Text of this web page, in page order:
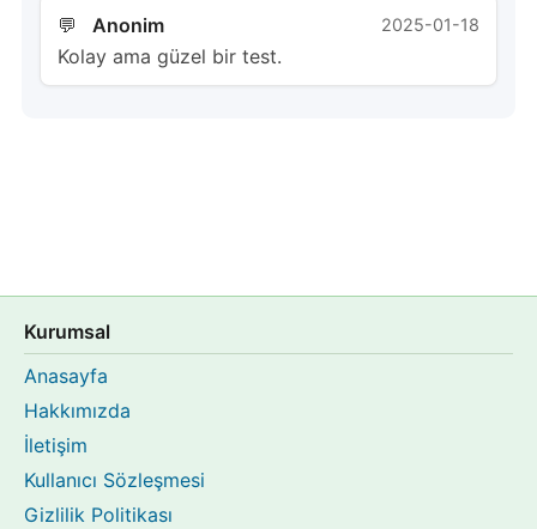
Anonim 2025-01-18
Kolay ama güzel bir test.
Kurumsal
Anasayfa
Hakkımızda
İletişim
Kullanıcı Sözleşmesi
Gizlilik Politikası